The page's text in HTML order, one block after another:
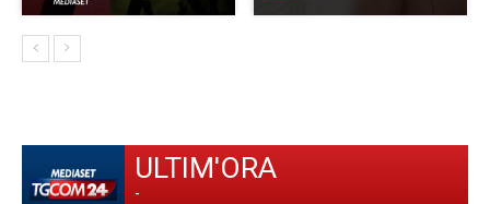
ULTIM'ORA
-